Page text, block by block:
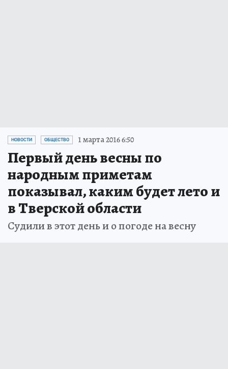
НОВОСТИ ОБЩЕСТВО 1 марта 2016 6:50
Первый день весны по
народным приметам
показывал, каким будет лето и
в Тверской области
Судили в этот день и о погоде на весну